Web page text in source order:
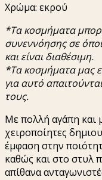
Χρώμα: εκρού
*Τα κοσμήματα
συνεννόησης σε
και είναι διαθέσιμη.
*Τα κοσμήματα μας
για αυτό
τους.
Με πολλή αγάπη και
χειροποίητες
έμφαση στην
καθώς και στο στυλ
απίθανα